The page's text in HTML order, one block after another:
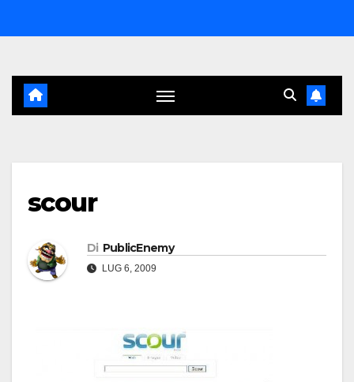
al
scour
Di PublicEnemy
LUG 6, 2009